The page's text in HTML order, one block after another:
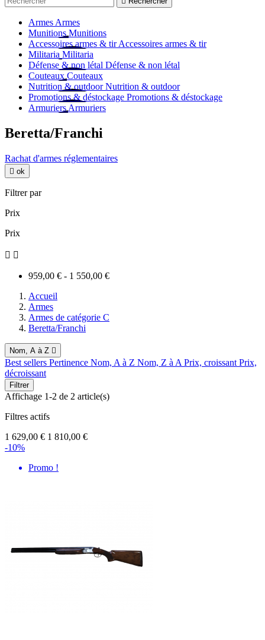
Armes Armes
Munitions Munitions
Accessoires armes & tir Accessoires armes & tir
Militaria Militaria
Défense & non létal Défense & non létal
Couteaux Couteaux
Nutrition & outdoor Nutrition & outdoor
Promotions & déstockage Promotions & déstockage
Armuriers Armuriers
Beretta/Franchi
Rachat d'armes réglementaires
 ok
Filtrer par
Prix
Prix
 
959,00 € - 1 550,00 €
Accueil
Armes
Armes de catégorie C
Beretta/Franchi
Nom, A à Z 
Best sellers Pertinence Nom, A à Z Nom, Z à A Prix, croissant Prix,
décroissant
Filtrer
Affichage 1-2 de 2 article(s)
Filtres actifs
1 629,00 € 1 810,00 €
-10%
Promo !